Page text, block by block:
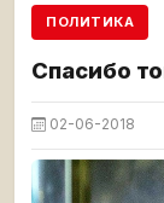
ПОЛИТИКА
Спасибо
02-06-2018